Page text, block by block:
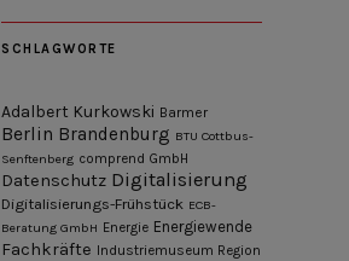
SCHLAGWORTE
Adalbert Kurkowski Barmer
Berlin Brandenburg BTU Cottbus-
Senftenberg comprend GmbH
Datenschutz Digitalisierung
Digitalisierungs-Frühstück ECB-
Beratung GmbH Energie Energiewende
Fachkräfte Industriemuseum Region